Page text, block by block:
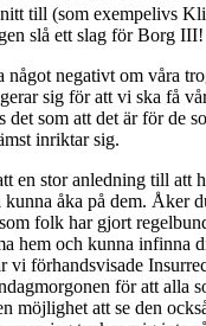
till (som exempelivs
slå ett slag för Borg III!
något negativt om våra
sig för att vi ska få
det som att det är för de
inriktar sig.
en stor anledning till att
åka på dem. Åker
folk har gjort
hem och kunna infinna
vi förhandsvisade
för att alla
möjlighet att se den